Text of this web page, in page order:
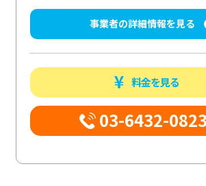
事業者の詳細情報を見る
料金を見る
03-6432-0823